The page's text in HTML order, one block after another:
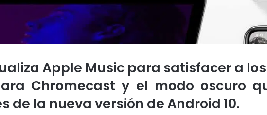
Apple Music para satisfacer a
Chromecast y el modo oscuro
de la nueva versión de Android 10.